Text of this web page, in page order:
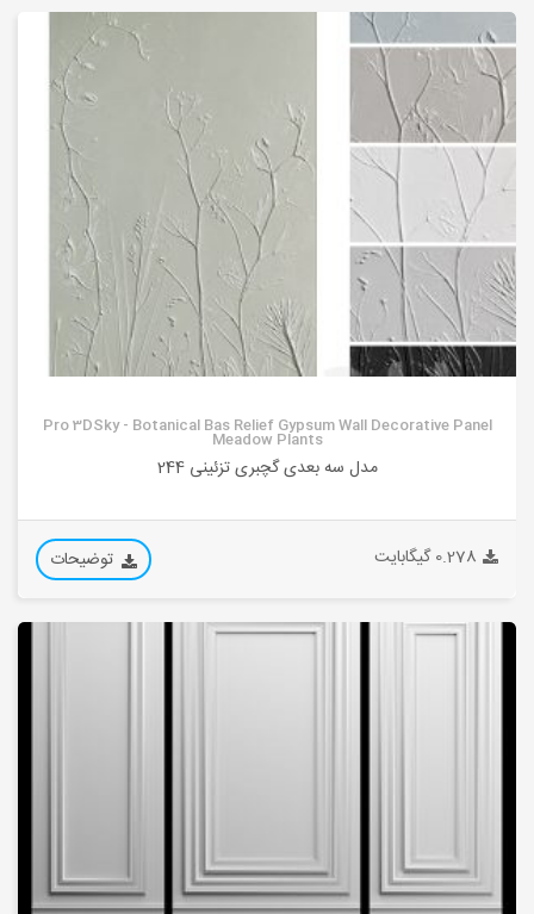
Pro 3DSky - Botanical Bas Relief Gypsum Wall Decorative Panel
Meadow Plants
مدل سه بعدی گچبری تزئینی 244
0.278 گیگابایت توضیحات